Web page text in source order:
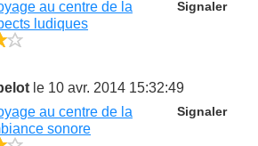
Signaler
au centre de la
ludiques
le 10 avr. 2014 15:32:49
Signaler
au centre de la
sonore